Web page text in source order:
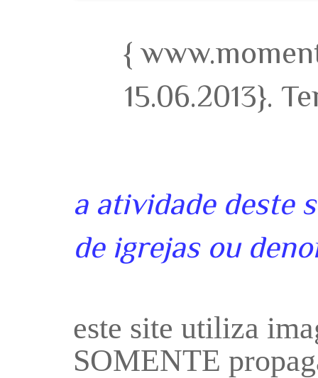
{
15.06.2013}.
a atividade deste
de igrejas ou
este site utiliza
SOMENTE